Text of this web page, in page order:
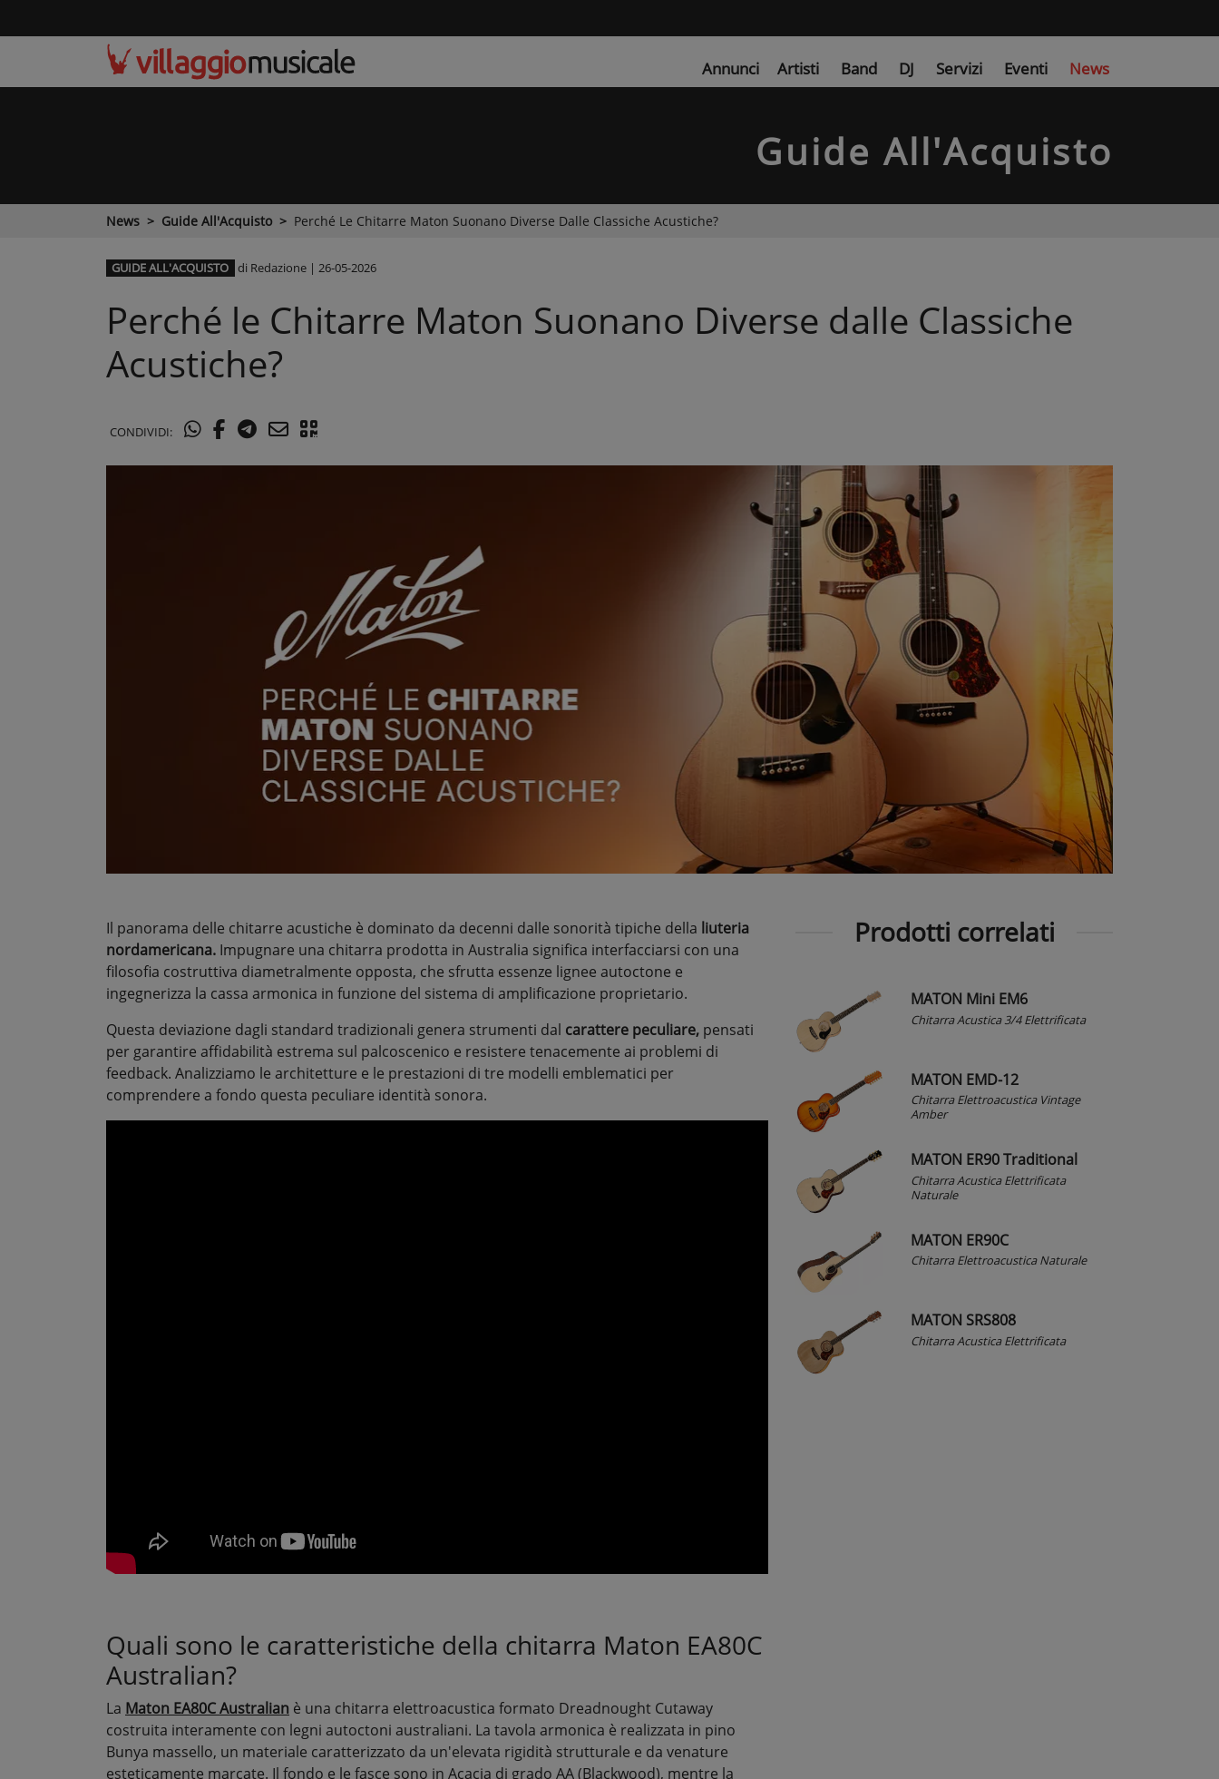
Annunci Artisti Band DJ Servizi Eventi News
Guide All'Acquisto
News Guide All'Acquisto Perché Le Chitarre Maton Suonano Diverse Dalle Classiche Acustiche?
GUIDE ALL'ACQUISTO di Redazione| 26-05-2026
Perché le Chitarre Maton Suonano Diverse dalle Classiche
Acustiche?
CONDIVIDI:
Il panorama delle chitarre acustiche è dominato da decenni dalle sonorità tipiche della liuteria
nordamericana. Impugnare una chitarra prodotta in Australia significa interfacciarsi con una
filosofia costruttiva diametralmente opposta, che sfrutta essenze lignee autoctone e
ingegnerizza la cassa armonica in funzione del sistema di amplificazione proprietario.
Questa deviazione dagli standard tradizionali genera strumenti dal carattere peculiare, pensati
per garantire affidabilità estrema sul palcoscenico e resistere tenacemente ai problemi di
feedback. Analizziamo le architetture e le prestazioni di tre modelli emblematici per
comprendere a fondo questa peculiare identità sonora.
Quali sono le caratteristiche della chitarra Maton EA80C
Australian?
La Maton EA80C Australian è una chitarra elettroacustica formato Dreadnought Cutaway
costruita interamente con legni autoctoni australiani. La tavola armonica è realizzata in pino
Bunya massello, un materiale caratterizzato da un'elevata rigidità strutturale e da venature
esteticamente marcate. Il fondo e le fasce sono in Acacia di grado AA (Blackwood), mentre la
Prodotti correlati
MATON Mini EM6
Chitarra Acustica 3/4 Elettrificata
MATON EMD-12
Chitarra Elettroacustica Vintage
Amber
MATON ER90 Traditional
Chitarra Acustica Elettrificata
Naturale
MATON ER90C
Chitarra Elettroacustica Naturale
MATON SRS808
Chitarra Acustica Elettrificata